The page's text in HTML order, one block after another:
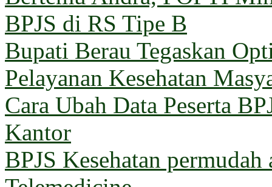
BPJS di RS Tipe B
Bupati Berau Tegaskan
Pelayanan Kesehatan
Cara Ubah Data Peserta
Kantor
BPJS Kesehatan